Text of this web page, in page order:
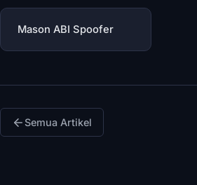
Mason ABI Spoofer
Semua Artikel